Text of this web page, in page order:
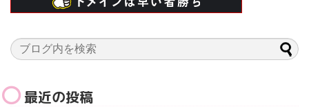
最近の投稿